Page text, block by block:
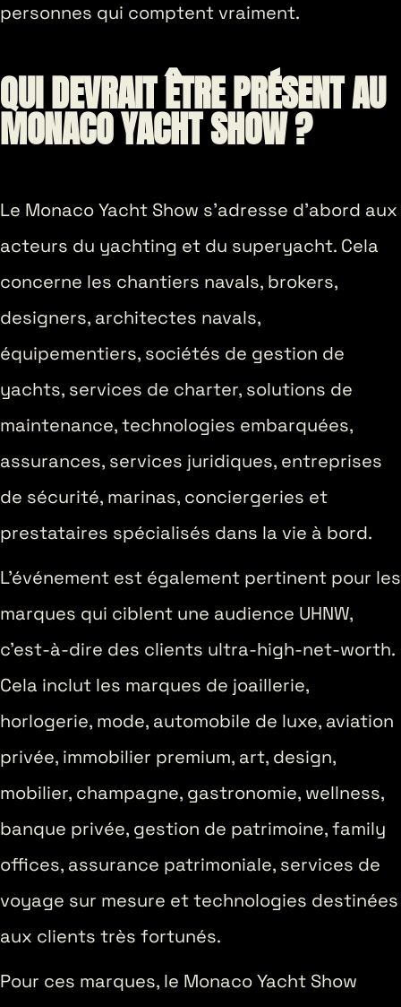
personnes qui comptent vraiment.
QUI DEVRAIT ÊTRE PRÉSENT AU
MONACO YACHT SHOW ?
Le Monaco Yacht Show s’adresse d’abord aux
acteurs du yachting et du superyacht. Cela
concerne les chantiers navals, brokers,
designers, architectes navals,
équipementiers, sociétés de gestion de
yachts, services de charter, solutions de
maintenance, technologies embarquées,
assurances, services juridiques, entreprises
de sécurité, marinas, conciergeries et
prestataires spécialisés dans la vie à bord.
L’événement est également pertinent pour les
marques qui ciblent une audience UHNW,
c’est-à-dire des clients ultra-high-net-worth.
Cela inclut les marques de joaillerie,
horlogerie, mode, automobile de luxe, aviation
privée, immobilier premium, art, design,
mobilier, champagne, gastronomie, wellness,
banque privée, gestion de patrimoine, family
offices, assurance patrimoniale, services de
voyage sur mesure et technologies destinées
aux clients très fortunés.
Pour ces marques, le Monaco Yacht Show